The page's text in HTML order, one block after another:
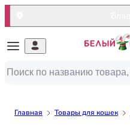
Главная Товары для кошек